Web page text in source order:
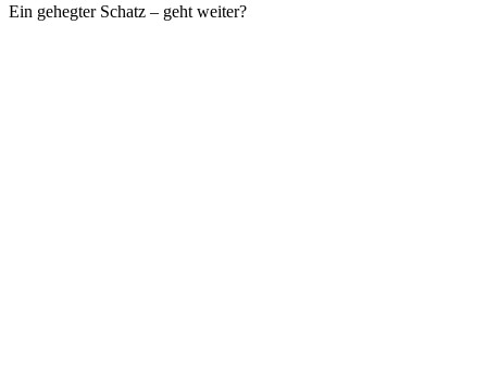
Ein gehegter Schatz – geht weiter?